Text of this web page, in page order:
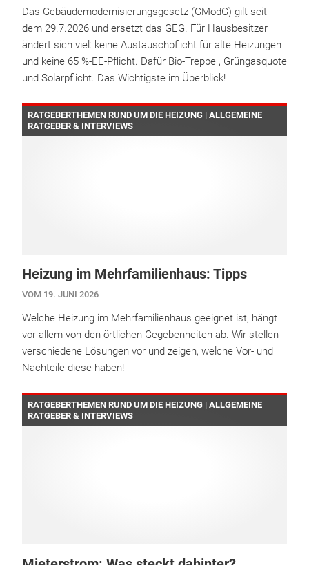
Das Gebäudemodernisierungsgesetz (GModG) gilt seit
dem 29.7.2026 und ersetzt das GEG. Für Hausbesitzer
ändert sich viel: keine Austauschpflicht für alte Heizungen
und keine 65 %-EE-Pflicht. Dafür Bio-Treppe , Grüngasquote
und Solarpflicht. Das Wichtigste im Überblick!
RATGEBERTHEMEN RUND UM DIE HEIZUNG | ALLGEMEINE
RATGEBER & INTERVIEWS
Heizung im Mehrfamilienhaus: Tipps
VOM 19. JUNI 2026
Welche Heizung im Mehrfamilienhaus geeignet ist, hängt
vor allem von den örtlichen Gegebenheiten ab. Wir stellen
verschiedene Lösungen vor und zeigen, welche Vor- und
Nachteile diese haben!
RATGEBERTHEMEN RUND UM DIE HEIZUNG | ALLGEMEINE
RATGEBER & INTERVIEWS